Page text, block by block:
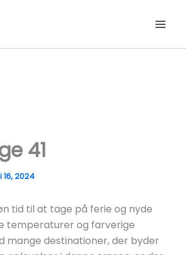
41
16, 2024
tid til at tage på ferie og nyde
temperaturer og farverige
mange destinationer, der byder